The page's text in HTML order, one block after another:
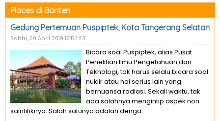
Places di Banten
Gedung Pertemuan Puspiptek, Kota Tangerang Selatan
Sabtu, 20 April 2019 12:54:23
Bicara soal Puspiptek, alias Pusat
Penelitian Ilmu Pengetahuan dan
Teknologi, tak harus selalu bicara soal
nuklir atau hal serius lain yang
bernuansa radiasi. Sekali waktu, tak
ada salahnya mengintip aspek non
saintifiknya. Salah satunya adalah denga...